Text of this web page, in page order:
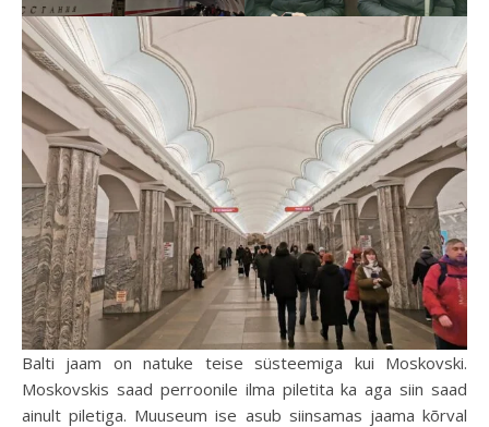
Balti jaam on natuke teise süsteemiga kui Moskovski.
Moskovskis saad perroonile ilma piletita ka aga siin saad
ainult piletiga. Muuseum ise asub siinsamas jaama kõrval